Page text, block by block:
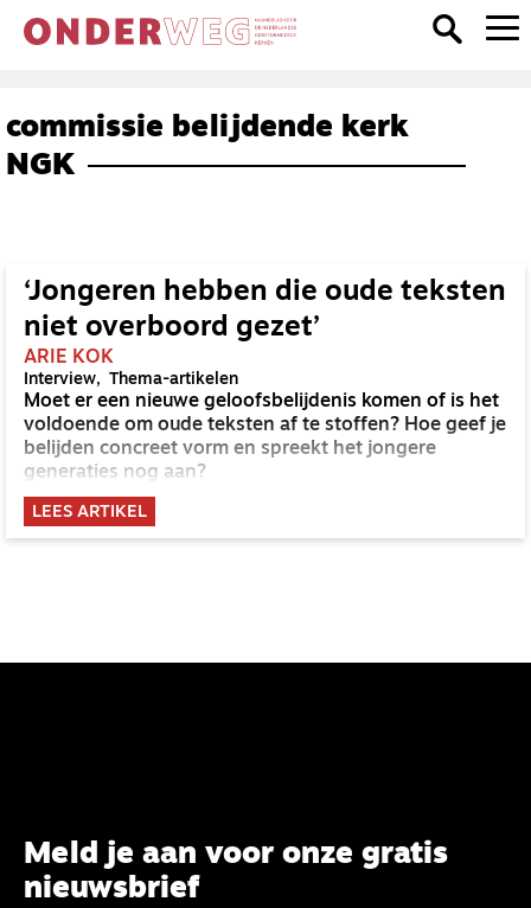
commissie belijdende kerk
NGK
‘Jongeren hebben die oude teksten
niet overboord gezet’
ARIE KOK
Interview Thema-artikelen
Moet er een nieuwe geloofsbelijdenis komen of is het
voldoende om oude teksten af te stoffen? Hoe geef je
belijden concreet vorm en spreekt het jongere
generaties nog aan?
LEES ARTIKEL
Meld je aan voor onze gratis
nieuwsbrief